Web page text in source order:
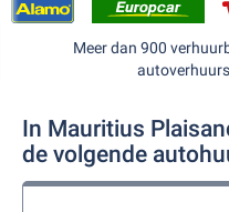
Meer dan 900
In Mauritius
de volgende